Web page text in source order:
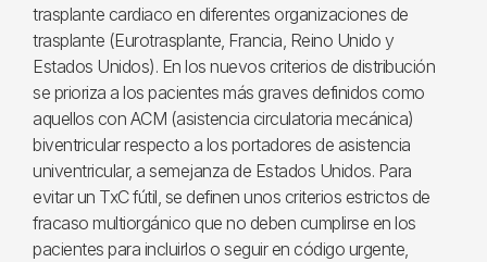
trasplante cardiaco en diferentes organizaciones de
trasplante (Eurotrasplante, Francia, Reino Unido y
Estados Unidos). En los nuevos criterios de distribución
se prioriza a los pacientes más graves definidos como
aquellos con ACM (asistencia circulatoria mecánica)
biventricular respecto a los portadores de asistencia
univentricular, a semejanza de Estados Unidos. Para
evitar un TxC fútil, se definen unos criterios estrictos de
fracaso multiorgánico que no deben cumplirse en los
pacientes para incluirlos o seguir en código urgente,